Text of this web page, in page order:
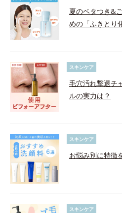
夏のベタつき&
めの「ふきとり
スキンケア
毛穴汚れ撃退チ
ルの実力は？
スキンケア
お悩み別に特徴
スキンケア